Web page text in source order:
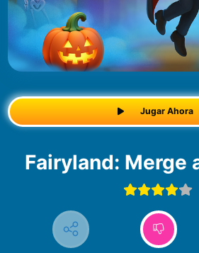
Jugar Ahora
Fairyland: Merge